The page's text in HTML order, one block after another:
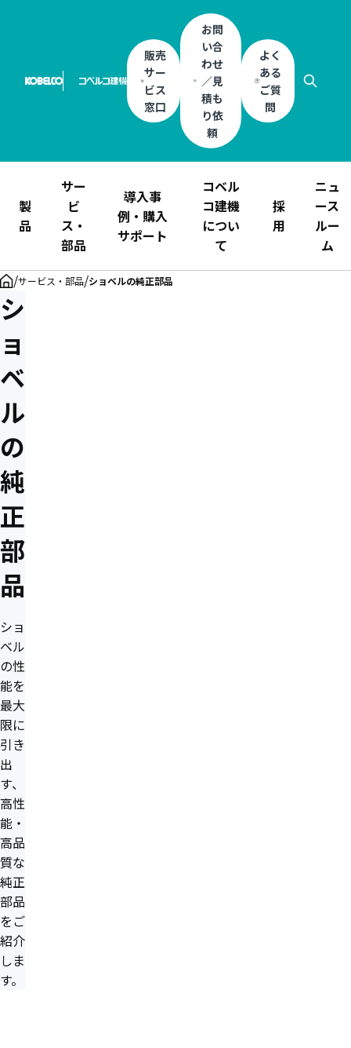
販売
サー
ビス
窓口
お問
い合
わせ
／見
積も
り依
頼
よく
ある
ご質
問
製
品
サー
ビ
ス・
部品
導入事
例・購入
サポート
コベル
コ建機
につい
て
採
用
ニュ
ース
ルー
ム
/サービス・部品/ショベルの純正部品
シ
ョ
ベ
ル
の
純
正
部
品
ショ
ベル
の性
能を
最大
限に
引き
出
す、
高性
能・
高品
質な
純正
部品
をご
紹介
しま
す。